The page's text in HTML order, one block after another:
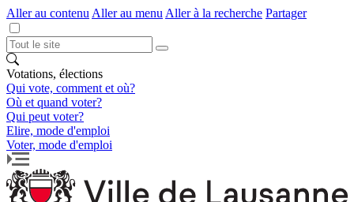
Aller au contenu Aller au menu Aller à la recherche Partager
Votations, élections
Qui vote, comment et où?
Où et quand voter?
Qui peut voter?
Elire, mode d'emploi
Voter, mode d'emploi